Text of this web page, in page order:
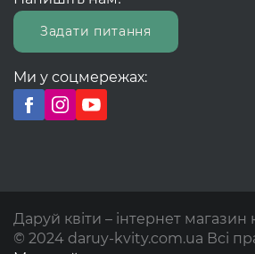
Задати питання
Ми у соцмережах:
Даруй квіти – інтернет магазин
© 2024 daruy-kvity.com.ua Всі